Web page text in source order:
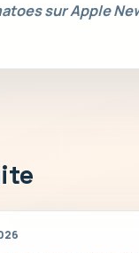
sur Apple